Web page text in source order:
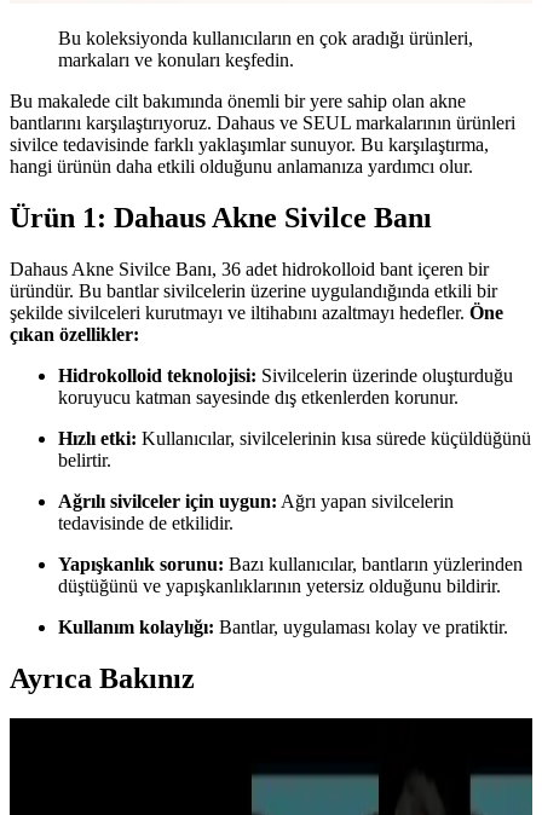
Bu koleksiyonda kullanıcıların en çok aradığı ürünleri,
markaları ve konuları keşfedin.
Bu makalede cilt bakımında önemli bir yere sahip olan akne
bantlarını karşılaştırıyoruz. Dahaus ve SEUL markalarının ürünleri
sivilce tedavisinde farklı yaklaşımlar sunuyor. Bu karşılaştırma,
hangi ürünün daha etkili olduğunu anlamanıza yardımcı olur.
Ürün 1: Dahaus Akne Sivilce Banı
Dahaus Akne Sivilce Banı, 36 adet hidrokolloid bant içeren bir
üründür. Bu bantlar sivilcelerin üzerine uygulandığında etkili bir
şekilde sivilceleri kurutmayı ve iltihabını azaltmayı hedefler. Öne
çıkan özellikler:
Hidrokolloid teknolojisi: Sivilcelerin üzerinde oluşturduğu
koruyucu katman sayesinde dış etkenlerden korunur.
Hızlı etki: Kullanıcılar, sivilcelerinin kısa sürede küçüldüğünü
belirtir.
Ağrılı sivilceler için uygun: Ağrı yapan sivilcelerin
tedavisinde de etkilidir.
Yapışkanlık sorunu: Bazı kullanıcılar, bantların yüzlerinden
düştüğünü ve yapışkanlıklarının yetersiz olduğunu bildirir.
Kullanım kolaylığı: Bantlar, uygulaması kolay ve pratiktir.
Ayrıca Bakınız